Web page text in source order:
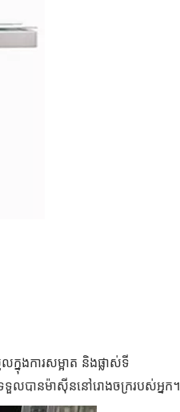
នុងការសម្អាត និងផ្លាស់ទី
ទទួលបានម៉ាស៊ីននៅរោងចក្ររបស់អ្នក។